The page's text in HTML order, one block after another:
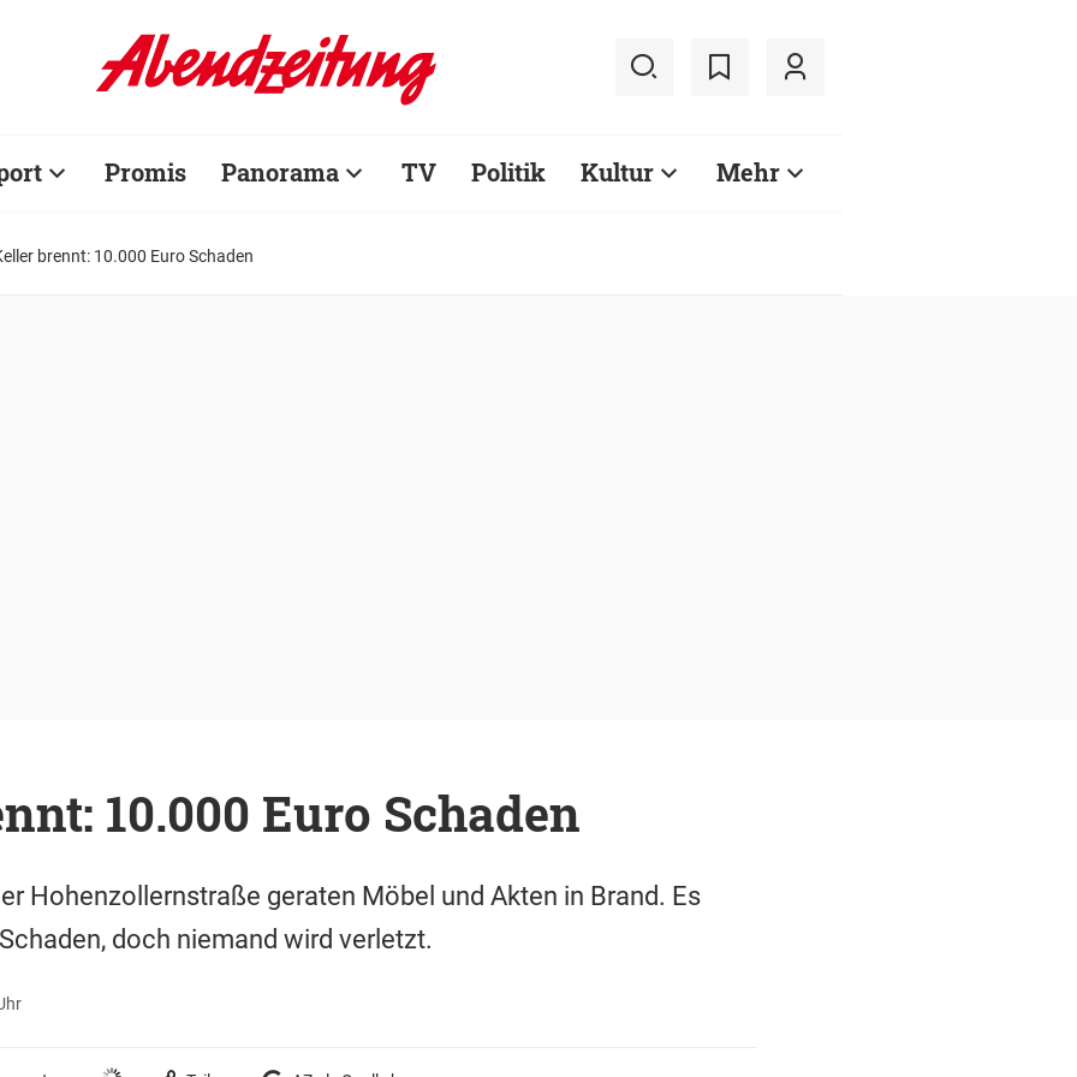
Promis Panorama TV Politik Kultur Mehr
brennt: 10.000 Euro Schaden
10.000 Euro Schaden
Hohenzollernstraße geraten Möbel und Akten in Brand. Es
doch niemand wird verletzt.